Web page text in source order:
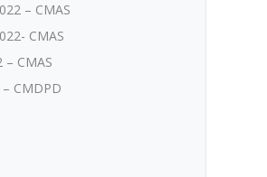
– CMAS
CMAS
– CMAS
CMDPD